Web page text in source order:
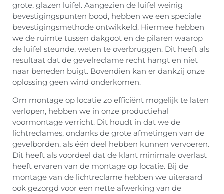
grote, glazen luifel. Aangezien de luifel weinig
bevestigingspunten bood, hebben we een speciale
bevestigingsmethode ontwikkeld. Hiermee hebben
we de ruimte tussen dakgoot en de pilaren waarop
de luifel steunde, weten te overbruggen. Dit heeft als
resultaat dat de gevelreclame recht hangt en niet
naar beneden buigt. Bovendien kan er dankzij onze
oplossing geen wind onderkomen.
Om montage op locatie zo efficiënt mogelijk te laten
verlopen, hebben we in onze productiehal
voormontage verricht. Dit houdt in dat we de
lichtreclames, ondanks de grote afmetingen van de
gevelborden, als één deel hebben kunnen vervoeren.
Dit heeft als voordeel dat de klant minimale overlast
heeft ervaren van de montage op locatie. Bij de
montage van de lichtreclame hebben we uiteraard
ook gezorgd voor een nette afwerking van de